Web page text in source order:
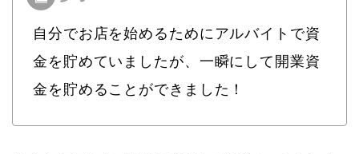
自分でお店を始めるためにアルバイトで資
金を貯めていましたが、一瞬にして開業資
金を貯めることができました！